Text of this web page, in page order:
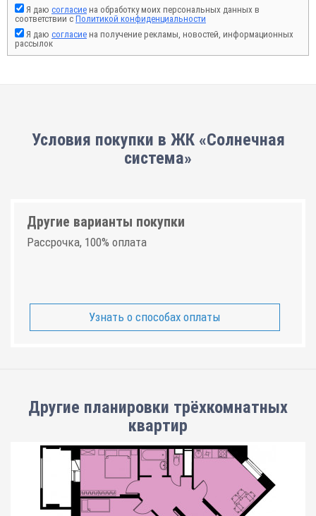
Я даю согласие на обработку моих персональных данных в
соответствии с Политикой конфиденциальности
Я даю согласие на получение рекламы, новостей, информационных
рассылок
Условия покупки в ЖК «Солнечная
система»
Другие варианты покупки
Рассрочка, 100% оплата
Узнать о способах оплаты
Другие планировки трёхкомнатных
квартир